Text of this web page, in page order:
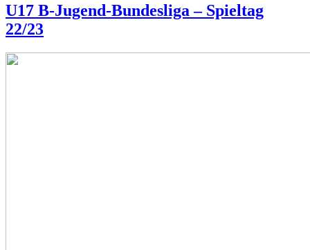
U17 B-Jugend-Bundesliga – Spieltag
22/23